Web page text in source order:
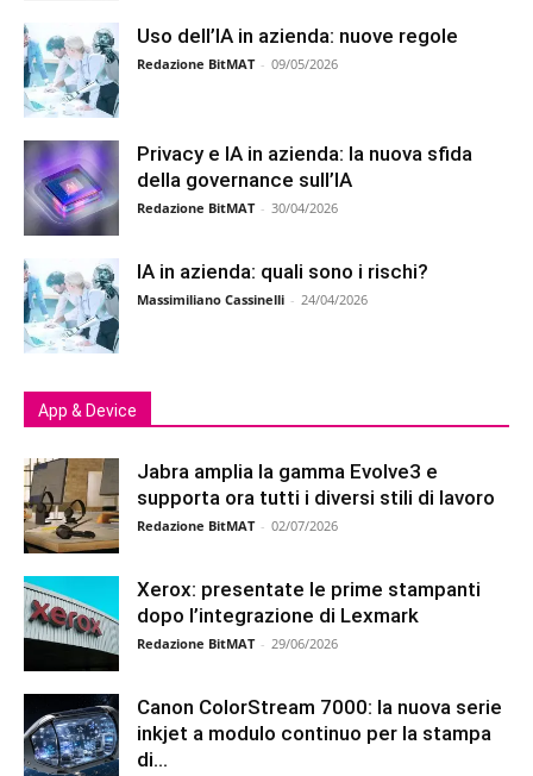
Uso dell’IA in azienda: nuove regole
Redazione BitMAT - 09/05/2026
Privacy e IA in azienda: la nuova sfida
della governance sull’IA
Redazione BitMAT - 30/04/2026
IA in azienda: quali sono i rischi?
Massimiliano Cassinelli - 24/04/2026
App & Device
Jabra amplia la gamma Evolve3 e
supporta ora tutti i diversi stili di lavoro
Redazione BitMAT - 02/07/2026
Xerox: presentate le prime stampanti
dopo l’integrazione di Lexmark
Redazione BitMAT - 29/06/2026
Canon ColorStream 7000: la nuova serie
inkjet a modulo continuo per la stampa
di...